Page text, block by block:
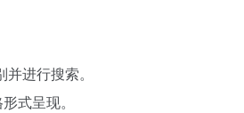
进行搜索。
式呈现。